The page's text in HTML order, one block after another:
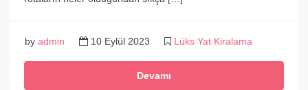
by admin 10 Eylül 2023 Lüks Yat Kiralama
Devamı